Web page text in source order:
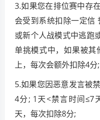
3.如果您在排位赛中存
会受到系统扣除一定信
或新个人战模式中逃跑
单挑模式中，如果被其
上，每次会额外扣除4分;
5.如果您因恶意发言被
4分; 1天<禁言时间≤7
天，每次扣除8分;